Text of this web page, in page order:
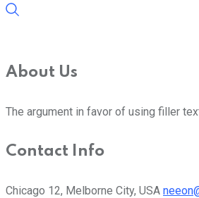
About Us
The argument in favor of using filler
Contact Info
Chicago 12, Melborne City, USA